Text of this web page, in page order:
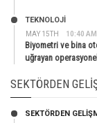
MAY 15TH 10:40 AM
TEKNOLOJİ
Biyometri ve bina
uğrayan
SEKTÖRDEN
SEKTÖRDEN